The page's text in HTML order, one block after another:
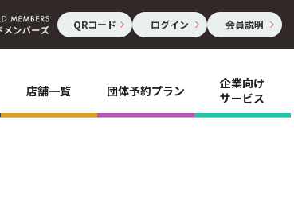
QRコード ログイン 会員説明
店舗一覧 団体予約プラン
企業向け
サービス